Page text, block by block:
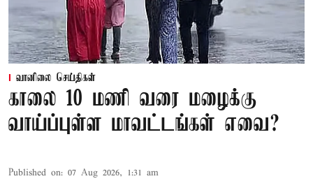
வானிலை செய்திகள்
காலை 10 மணி வரை மழைக்கு
வாய்ப்புள்ள மாவட்டங்கள் எவை?
Published on: 07 Aug 2026, 1:31 am